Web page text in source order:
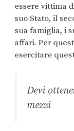
essere vittima
suo Stato, il
sua famiglia, i
affari. Per
esercitare
Devi
mezzi